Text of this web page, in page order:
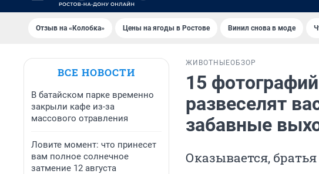
Отзыв на «Колобка» Цены на ягоды в Ростове Винил снова в моде
ВСЕ НОВОСТИ
В батайском парке временно
закрыли кафе из-за
массового отравления
Ловите момент: что принесет
вам полное солнечное
затмение 12 августа
ЖИВОТНЫЕОБЗОР
15
развеселят
забавные
Оказывается,